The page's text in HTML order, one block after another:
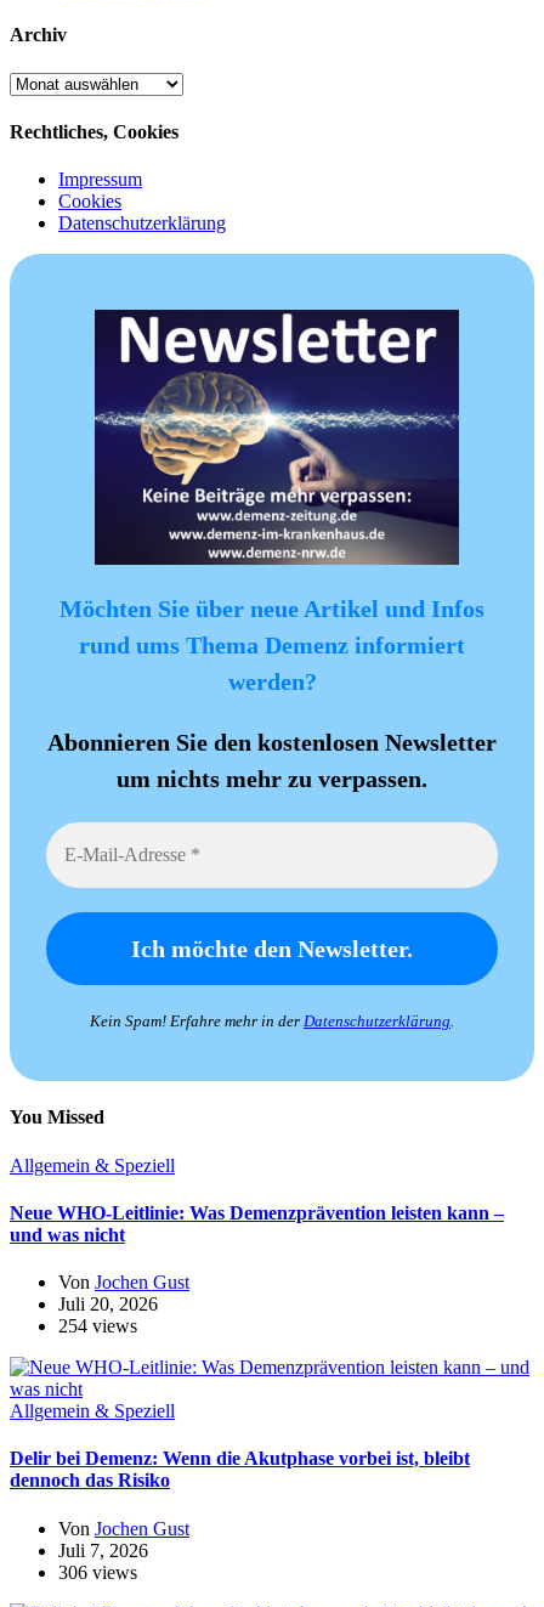
Archiv
Archiv
Rechtliches, Cookies
Impressum
Cookies
Datenschutzerklärung
Möchten Sie über neue Artikel und Infos
rund ums Thema Demenz informiert
werden?
Abonnieren Sie den kostenlosen Newsletter
um nichts mehr zu verpassen.
Kein Spam! Erfahre mehr in der Datenschutzerklärung.
You Missed
Allgemein & Speziell
Neue WHO-Leitlinie: Was Demenzprävention leisten kann –
und was nicht
Von Jochen Gust
Juli 20, 2026
254 views
Allgemein & Speziell
Delir bei Demenz: Wenn die Akutphase vorbei ist, bleibt
dennoch das Risiko
Von Jochen Gust
Juli 7, 2026
306 views